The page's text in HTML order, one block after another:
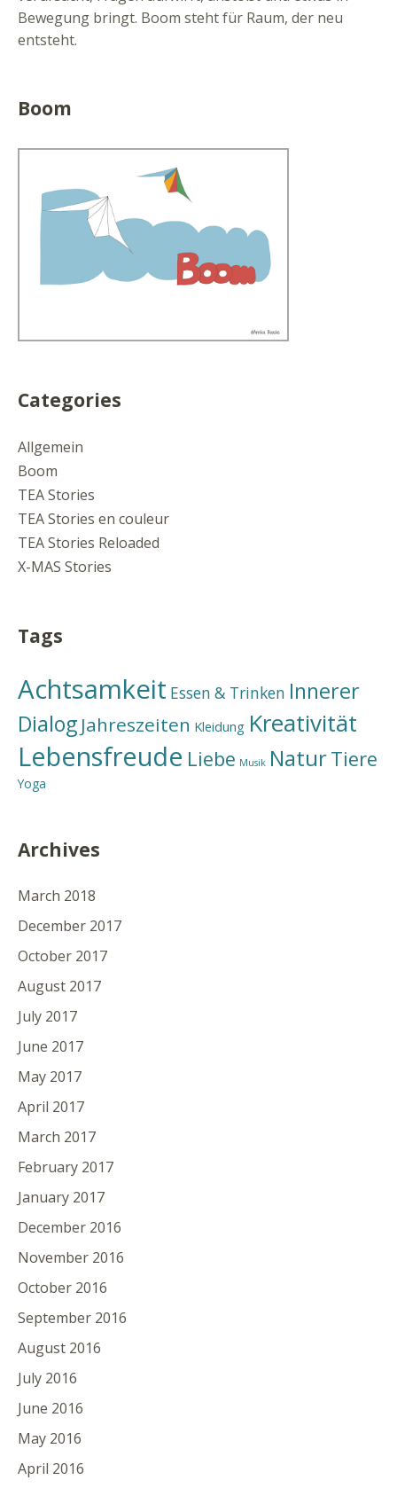
Bewegung bringt. Boom steht für Raum, der neu
entsteht.
Boom
Categories
Allgemein
Boom
TEA Stories
TEA Stories en couleur
TEA Stories Reloaded
X-MAS Stories
Tags
Achtsamkeit Essen & Trinken Innerer
Dialog Jahreszeiten Kleidung Kreativität
Lebensfreude Liebe Musik NaturTiere
Yoga
Archives
March 2018
December 2017
October 2017
August 2017
July 2017
June 2017
May 2017
April 2017
March 2017
February 2017
January 2017
December 2016
November 2016
October 2016
September 2016
August 2016
July 2016
June 2016
May 2016
April 2016